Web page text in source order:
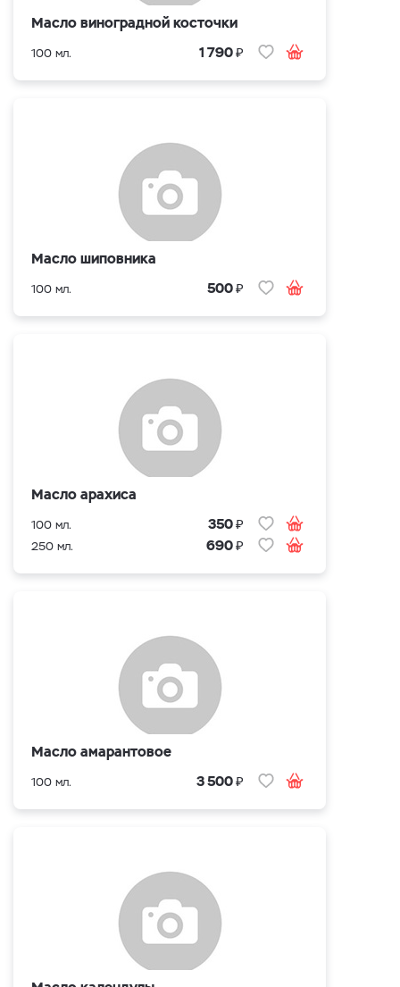
Масло виноградной косточки
100 мл. 1 790₽
Масло шиповника
100 мл. 500₽
Масло арахиса
100 мл. 350₽
250 мл. 690₽
Масло амарантовое
100 мл. 3 500₽